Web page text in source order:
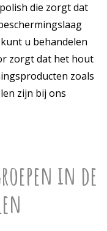
die zorgt dat
u behandelen
zorgt dat het hout
zoals
zijn bij ons
in de